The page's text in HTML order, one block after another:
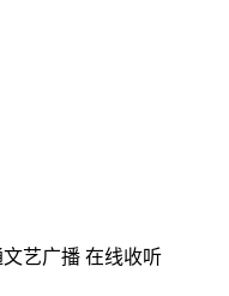
艺广播 在线收听